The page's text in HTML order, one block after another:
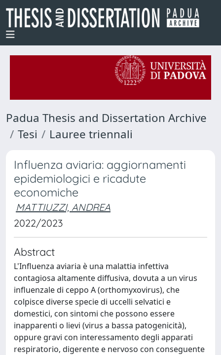
Padua Thesis and Dissertation Archive
Tesi
Lauree triennali
Influenza aviaria: aggiornamenti
epidemiologici e ricadute
economiche
MATTIUZZI, ANDREA
2022/2023
Abstract
L'Influenza aviaria è una malattia infettiva
contagiosa altamente diffusiva, dovuta a un virus
influenzale di ceppo A (orthomyxovirus), che
colpisce diverse specie di uccelli selvatici e
domestici, con sintomi che possono essere
inapparenti o lievi (virus a bassa patogenicità),
oppure gravi con interessamento degli apparati
respiratorio, digerente e nervoso con conseguente